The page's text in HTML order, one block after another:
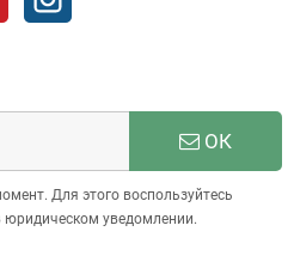
ОК
Для этого воспользуйтесь
уведомлении.